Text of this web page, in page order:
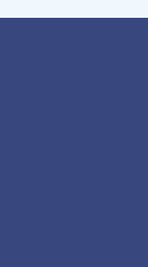
ja
parantaisi yleistä